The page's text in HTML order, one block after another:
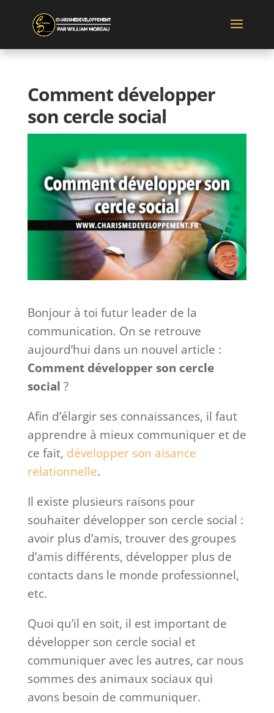
Comment développer
son cercle social
Bonjour à toi futur leader de la
communication. On se retrouve
aujourd’hui dans un nouvel article :
Comment développer son cercle
social ?
Afin d’élargir ses connaissances, il faut
apprendre à mieux communiquer et de
ce fait, développer son aisance
relationnelle.
Il existe plusieurs raisons pour
souhaiter développer son cercle social :
avoir plus d’amis, trouver des groupes
d’amis différents, développer plus de
contacts dans le monde professionnel,
etc.
Quoi qu’il en soit, il est important de
développer son cercle social et
communiquer avec les autres, car nous
sommes des animaux sociaux qui
avons besoin de communiquer.